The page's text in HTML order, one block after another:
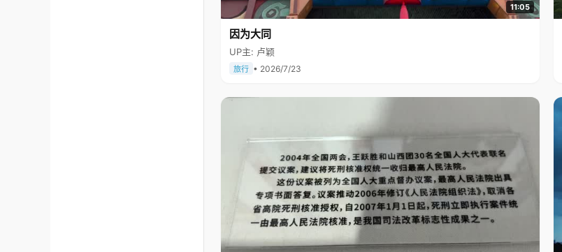
11:05
因为大同
UP主: 卢颖
旅行 • 2026/7/23